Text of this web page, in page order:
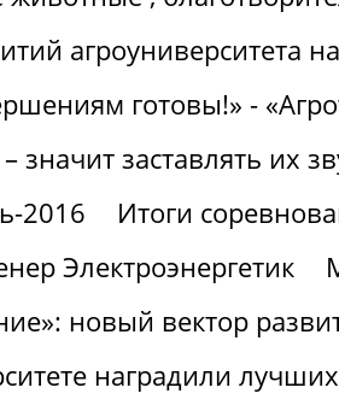
агроуниверситета
готовы!» -
значит заставлять их
2016
Итоги
Электроэнергетик
новый вектор
наградили